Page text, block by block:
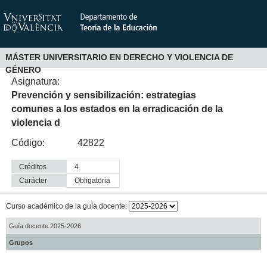
MÁSTER UNIVERSITARIO EN DERECHO Y VIOLENCIA DE
GÉNERO
Asignatura:
Prevención y sensibilización: estrategias
comunes a los estados en la erradicación de la
violencia d
Código:
42822
Créditos
4
Carácter
obligatoria
Curso académico de la guía docente:
Guía docente 2025-2026
Grupos